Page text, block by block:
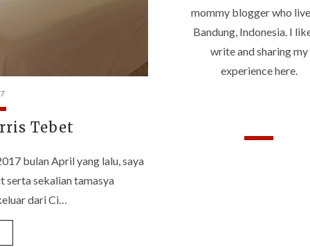
Tebet
bulan April yang lalu, saya
serta sekalian tamasya
dari Ci…
mommy blogger who
Bandung, Indonesia. I
write and sharing my
experience here.